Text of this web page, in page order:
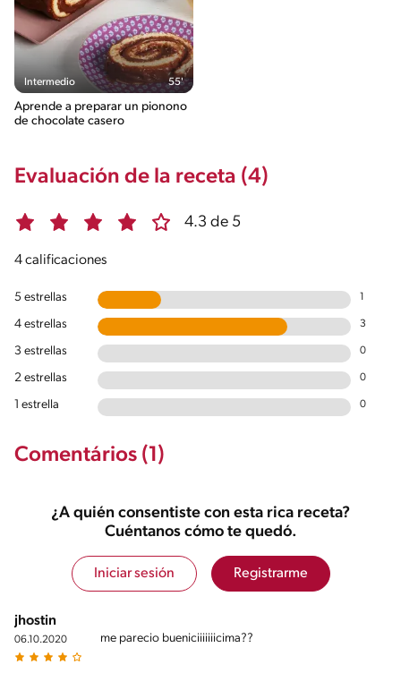
Intermedio 55'
Aprende a preparar un pionono
de chocolate casero
Evaluación de la receta (4)
4.3 de 5
4 calificaciones
5 estrellas 1
4 estrellas 3
3 estrellas 0
2 estrellas 0
1 estrella 0
Comentários (1)
¿A quién consentiste con esta rica receta?
Cuéntanos cómo te quedó.
Iniciar sesión Registrarme
jhostin
06.10.2020 me parecio bueniciiiiiiicima??